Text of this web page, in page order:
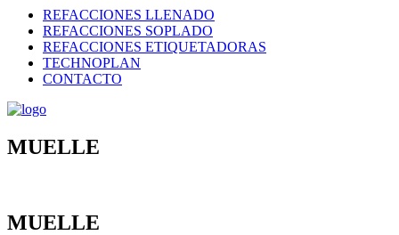
REFACCIONES LLENADO
REFACCIONES SOPLADO
REFACCIONES ETIQUETADORAS
TECHNOPLAN
CONTACTO
MUELLE
MUELLE